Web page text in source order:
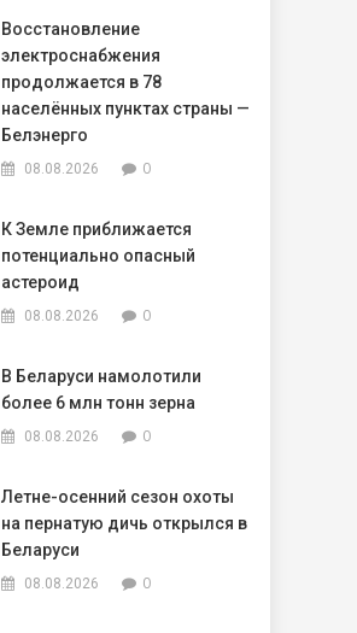
Восстановление
электроснабжения
продолжается в 78
населённых пунктах страны —
Белэнерго
08.08.2026 0
К Земле приближается
потенциально опасный
астероид
08.08.2026 0
В Беларуси намолотили
более 6 млн тонн зерна
08.08.2026 0
Летне-осенний сезон охоты
на пернатую дичь открылся в
Беларуси
08.08.2026 0